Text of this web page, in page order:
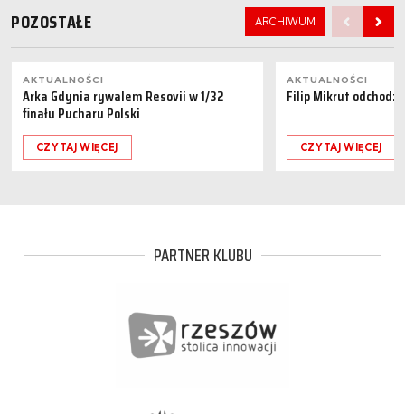
POZOSTAŁE ARCHIWUM
AKTUALNOŚCI
Arka Gdynia rywalem Resovii w 1/32
finału Pucharu Polski
CZYTAJ WIĘCEJ
AKTUALNOŚCI
Filip Mikrut
CZYTAJ WIĘCEJ
PARTNER KLUBU